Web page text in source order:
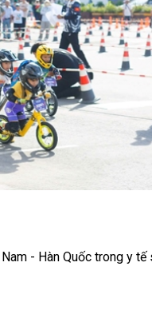
- Hàn Quốc trong y tế